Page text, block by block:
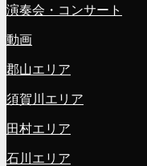
演奏会・コンサート
動画
郡山エリア
須賀川エリア
田村エリア
石川エリア